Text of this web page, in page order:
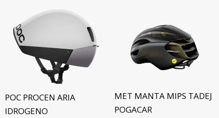
POC PROCEN ARIA
IDROGENO
MET MANTA MIPS TADEJ
POGACAR